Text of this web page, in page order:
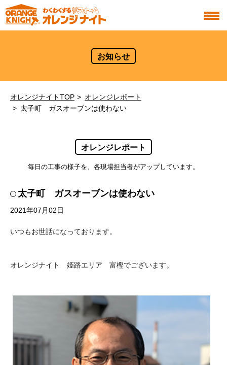
お知らせ
オレンジナイトTOP
オレンジレポート
太子町 ガスオーブンは使わない
オレンジレポート
毎日の工事の様子を、各現場担当者がアップしています。
太子町 ガスオーブンは使わない
2021年07月02日
いつもお世話になっております。
オレンジナイト 姫路エリア 富樫でございます。